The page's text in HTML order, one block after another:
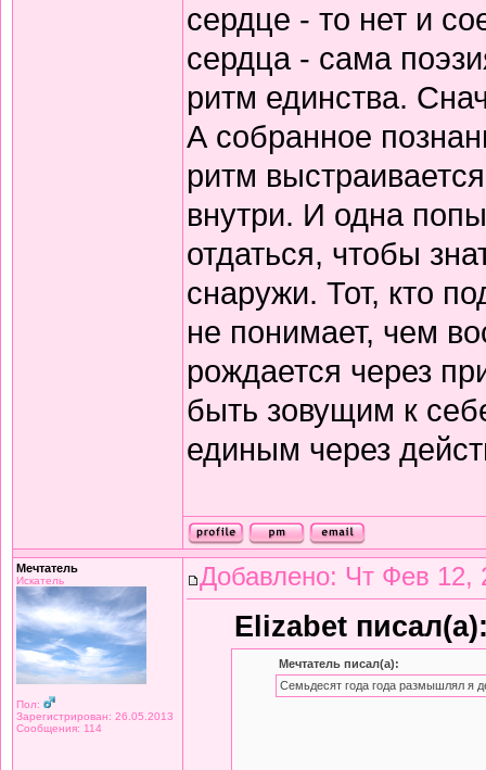
сердце - то нет и
сердца - сама
ритм единства.
А собранное
ритм
внутри. И одна
отдаться, чтобы
снаружи. Тот, кто
не понимает, чем
рождается через
быть зовущим к
единым через
Мечтатель
Искатель
Пол:
Зарегистрирован: 26.05.2013
Сообщения: 114
Добавлено: Чт Фев 12,
Elizabet
Мечтатель писал(а):
Семьдесят года года размышлял я